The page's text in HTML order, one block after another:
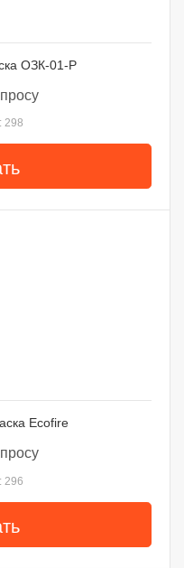
ОЗК-01-Р
298
Ecofire
296